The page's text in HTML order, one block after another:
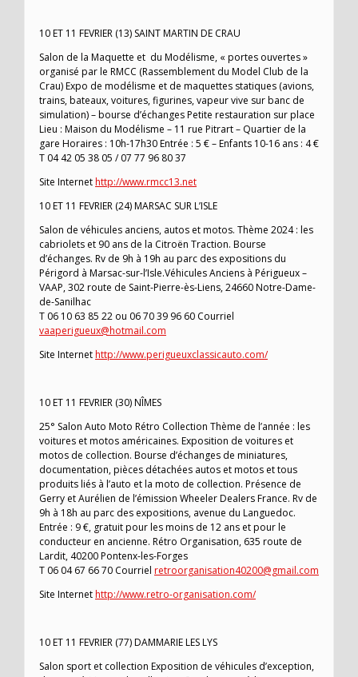
10 ET 11 FEVRIER (13) SAINT MARTIN DE CRAU
Salon de la Maquette et du Modélisme, « portes ouvertes »
organisé par le RMCC (Rassemblement du Model Club de la
Crau) Expo de modélisme et de maquettes statiques (avions,
trains, bateaux, voitures, figurines, vapeur vive sur banc de
simulation) – bourse d’échanges Petite restauration sur place
Lieu : Maison du Modélisme – 11 rue Pitrart – Quartier de la
gare Horaires : 10h-17h30 Entrée : 5 € – Enfants 10-16 ans : 4 €
T 04 42 05 38 05 / 07 77 96 80 37
Site Internethttp://www.rmcc13.net
10 ET 11 FEVRIER (24) MARSAC SUR L’ISLE
Salon de véhicules anciens, autos et motos. Thème 2024 : les
cabriolets et 90 ans de la Citroën Traction. Bourse
d’échanges. Rv de 9h à 19h au parc des expositions du
Périgord à Marsac-sur-l’Isle.Véhicules Anciens à Périgueux –
VAAP, 302 route de Saint-Pierre-ès-Liens, 24660 Notre-Dame-
de-Sanilhac
T 06 10 63 85 22 ou 06 70 39 96 60 Courriel
vaaperigueux@hotmail.com
Site Internethttp://www.perigueuxclassicauto.com/
10 ET 11 FEVRIER (30) NÎMES
25° Salon Auto Moto Rétro Collection Thème de l’année : les
voitures et motos américaines. Exposition de voitures et
motos de collection. Bourse d’échanges de miniatures,
documentation, pièces détachées autos et motos et tous
produits liés à l’auto et la moto de collection. Présence de
Gerry et Aurélien de l’émission Wheeler Dealers France. Rv de
9h à 18h au parc des expositions, avenue du Languedoc.
Entrée : 9 €, gratuit pour les moins de 12 ans et pour le
conducteur en ancienne. Rétro Organisation, 635 route de
Lardit, 40200 Pontenx-les-Forges
T 06 04 67 66 70 Courriel retroorganisation40200@gmail.com
Site Internethttp://www.retro-organisation.com/
10 ET 11 FEVRIER (77) DAMMARIE LES LYS
Salon sport et collection Exposition de véhicules d’exception,